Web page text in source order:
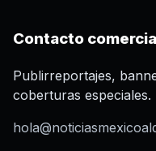
Contacto
Publirreportajes,
coberturas especiales.